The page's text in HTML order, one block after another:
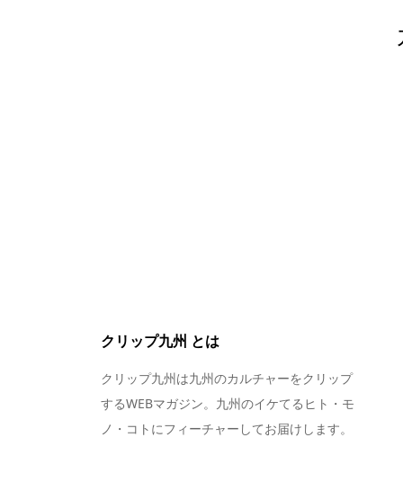
クリップ九州 とは
クリップ九州は九州のカルチャーをクリップ
するWEBマガジン。九州のイケてるヒト・モ
ノ・コトにフィーチャーしてお届けします。